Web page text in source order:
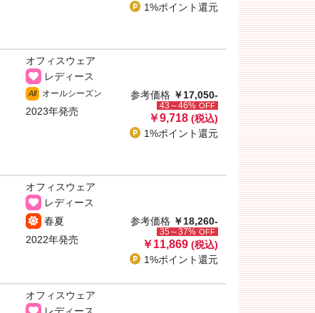
1%ポイント還元
オフィスウェア
レディース
All オールシーズン
2023年発売
参考価格 ￥17,050-
43～46% OFF
￥9,718 (税込)
1%ポイント還元
オフィスウェア
レディース
春夏
2022年発売
参考価格 ￥18,260-
35～37% OFF
￥11,869 (税込)
1%ポイント還元
オフィスウェア